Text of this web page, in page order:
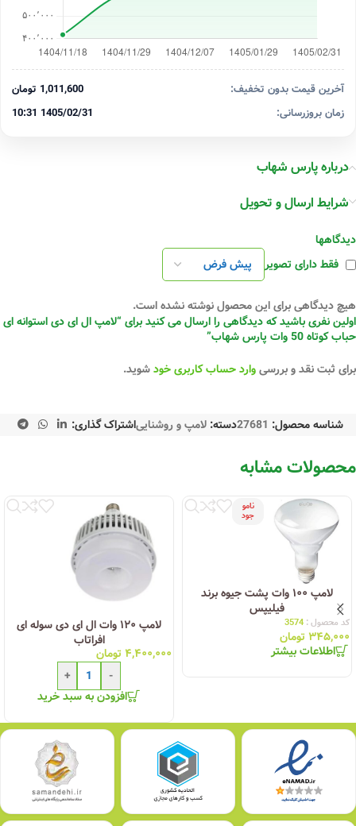
آخرین قیمت بدون تخفیف:
1,011,600 تومان
زمان بروزرسانی:
1405/02/31 10:31
درباره پارس شهاب
شرایط ارسال و تحویل
دیدگاهها
فقط دارای تصویر
هیچ دیدگاهی برای این محصول نوشته نشده است.
اولین نفری باشید که دیدگاهی را ارسال می کنید برای “لامپ ال ای دی استوانه ای
حباب کوتاه 50 وات پارس شهاب”
برای ثبت نقد و بررسیوارد حساب کاربری خودشوید.
شناسه محصول: 27681دسته: لامپ و روشناییاشتراک گذاری:
محصولات مشابه
نامو
جود
لامپ ۱۰۰ وات پشت جیوه برند
فیلیپس
کد محصول : 3574
۳۴۵,۰۰۰ تومان
اطلاعات بیشتر
لامپ ۱۲۰ وات ال ای دی سوله ای
افراتاب
۴,۴۰۰,۰۰۰ تومان
-
+
افزودن به سبد خرید